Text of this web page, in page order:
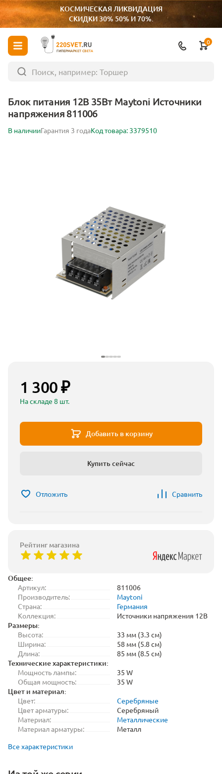
КОСМИЧЕСКАЯ ЛИКВИДАЦИЯ
СКИДКИ 30% 50% И 70%.
ГИПЕРМАРКЕТ СВЕТА
0
Блок питания 12В 35Вт Maytoni Источники
напряжения 811006
В наличииГарантия 3 годаКод товара: 3379510
Общее:
Артикул:
811006
Производитель:
Maytoni
Страна:
Германия
Коллекция:
Источники напряжения 12В
Размеры:
Высота:
33 мм (3.3 см)
Ширина:
58 мм (5.8 см)
Длина:
85 мм (8.5 см)
Технические характеристики:
Мощность лампы:
35 W
Общая мощность:
35 W
Цвет и материал:
Цвет:
Серебряные
Цвет арматуры:
Серебряный
Материал:
Металлические
Материал арматуры:
Металл
Все характеристики
1 300 ₽
На складе 8 шт.
Добавить в корзину
Купить сейчас
Отложить Сравнить
Рейтинг магазина